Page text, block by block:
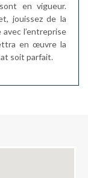
en vigueur.
jouissez de la
l’entreprise
en œuvre la
soit parfait.